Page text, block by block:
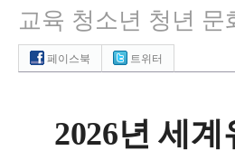
교육 청소년 청년 문
페이스북 트위터
2026년 세